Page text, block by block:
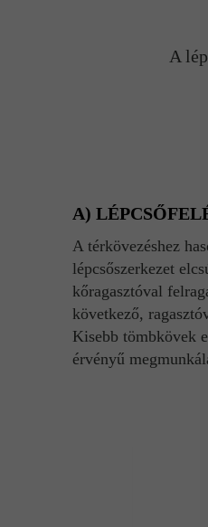
A
A)
A térkövezéshez
lépcsőszerkezet
kőragasztóval
következő,
Kisebb tömbkövek
érvényű